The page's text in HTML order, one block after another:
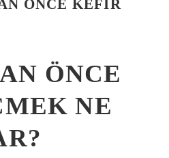
ÖNCE KEFIR
ÖNCE
NE